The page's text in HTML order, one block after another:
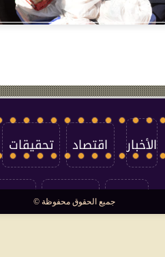
الأخبار اقتصاد تحقيقات
العالم سوشيال
جميع الحقوق محفوظة ©